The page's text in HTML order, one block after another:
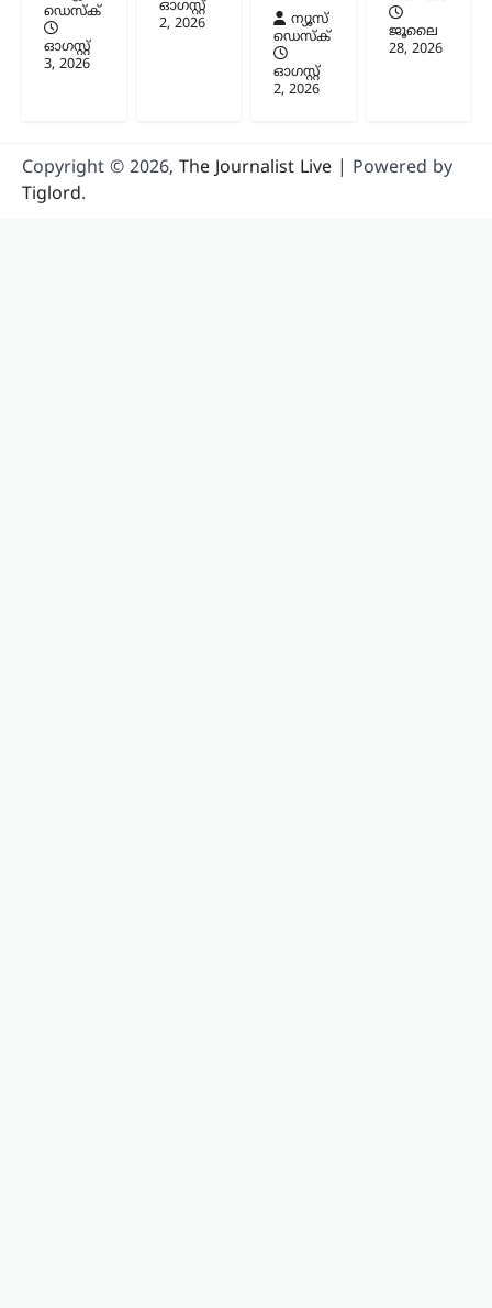
Z’യും…
ഡെസ്ക്
ഓഗസ്റ്റ്‌
3, 2026
ഓഗസ്റ്റ്‌
2, 2026
ന്യൂസ്
ഡെസ്ക്
ഓഗസ്റ്റ്‌
2, 2026
ജൂലൈ
28, 2026
Copyright © 2026, The Journalist Live | Powered by
Tiglord.